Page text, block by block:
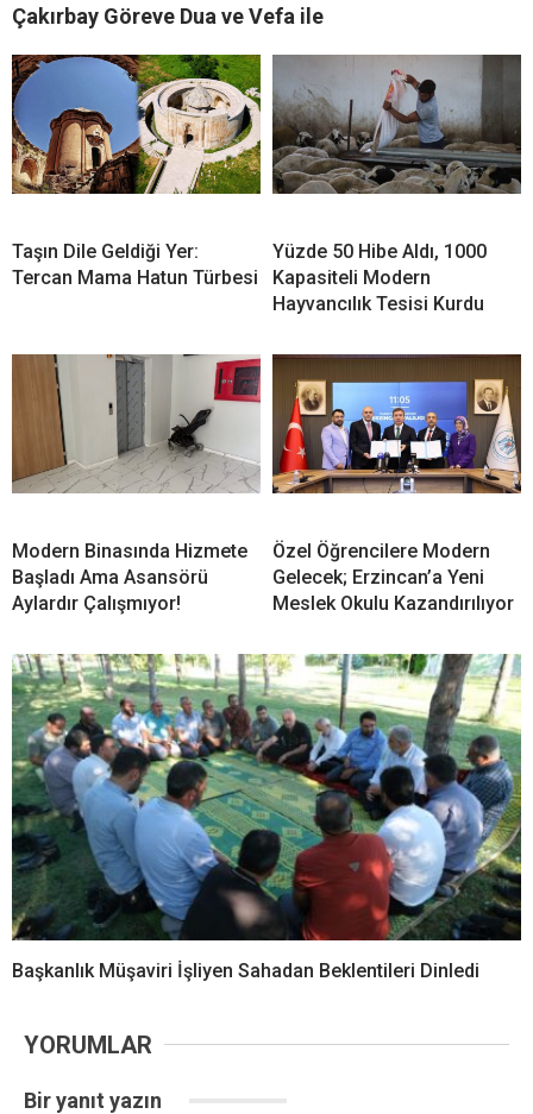
Çakırbay Göreve Dua ve Vefa ile
Taşın Dile Geldiği Yer:
Tercan Mama Hatun Türbesi
Yüzde 50 Hibe Aldı, 1000
Kapasiteli Modern
Hayvancılık Tesisi Kurdu
Modern Binasında Hizmete
Başladı Ama Asansörü
Aylardır Çalışmıyor!
Özel Öğrencilere Modern
Gelecek; Erzincan’a Yeni
Meslek Okulu Kazandırılıyor
Başkanlık Müşaviri İşliyen Sahadan Beklentileri Dinledi
YORUMLAR
Bir yanıt yazın